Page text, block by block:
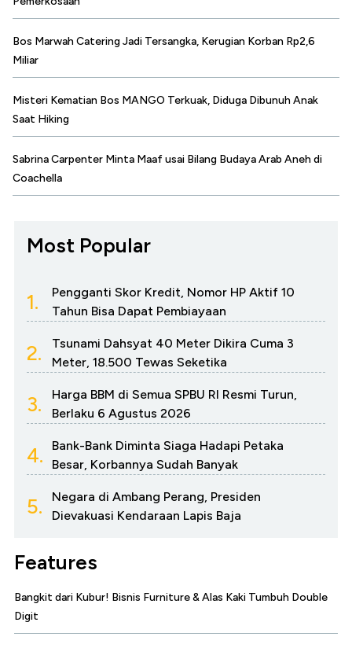
Bos Marwah Catering Jadi Tersangka, Kerugian Korban Rp2,6
Miliar
Misteri Kematian Bos MANGO Terkuak, Diduga Dibunuh Anak
Saat Hiking
Sabrina Carpenter Minta Maaf usai Bilang Budaya Arab Aneh di
Coachella
Most Popular
1.
Pengganti Skor Kredit, Nomor HP Aktif 10
Tahun Bisa Dapat Pembiayaan
2.
Tsunami Dahsyat 40 Meter Dikira Cuma 3
Meter, 18.500 Tewas Seketika
3.
Harga BBM di Semua SPBU RI Resmi Turun,
Berlaku 6 Agustus 2026
4.
Bank-Bank Diminta Siaga Hadapi Petaka
Besar, Korbannya Sudah Banyak
5.
Negara di Ambang Perang, Presiden
Dievakuasi Kendaraan Lapis Baja
Features
Bangkit dari Kubur! Bisnis Furniture & Alas Kaki Tumbuh Double
Digit